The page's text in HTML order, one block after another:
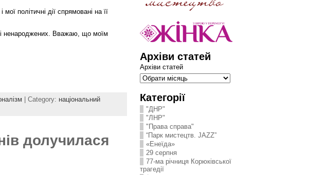
політичні дії спрямовані на її
і ненароджених. Вважаю, що моїм
| Category: національний
долучилася
Архіви статей
Архіви статей
Категорії
"ДНР"
"ЛНР"
"Права справа"
“Парк мистецтв. JAZZ”
«Енеїда»
29 серпня
77-ма річниця Корюківської
трагедії